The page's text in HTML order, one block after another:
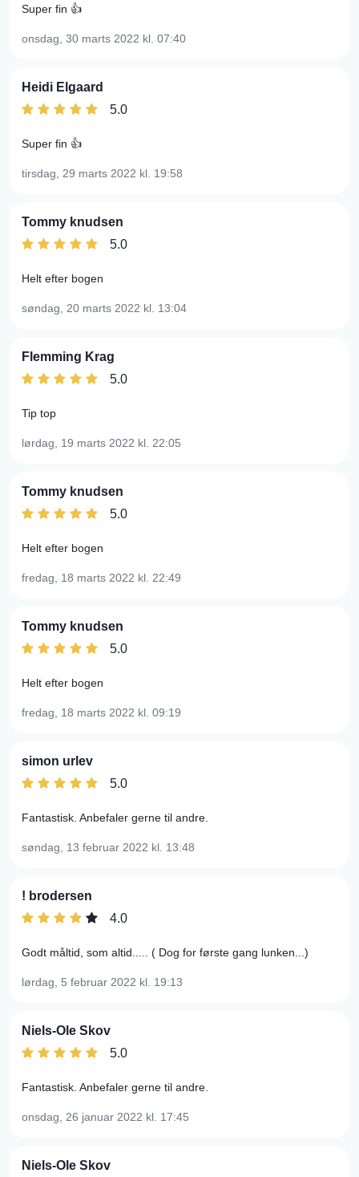
Super fin 👍
onsdag, 30 marts 2022 kl. 07:40
Heidi Elgaard
5.0
Super fin 👍
tirsdag, 29 marts 2022 kl. 19:58
Tommy knudsen
5.0
Helt efter bogen
søndag, 20 marts 2022 kl. 13:04
Flemming Krag
5.0
Tip top
lørdag, 19 marts 2022 kl. 22:05
Tommy knudsen
5.0
Helt efter bogen
fredag, 18 marts 2022 kl. 22:49
Tommy knudsen
5.0
Helt efter bogen
fredag, 18 marts 2022 kl. 09:19
simon urlev
5.0
Fantastisk. Anbefaler gerne til andre.
søndag, 13 februar 2022 kl. 13:48
! brodersen
4.0
Godt måltid, som altid..... ( Dog for første gang lunken...)
lørdag, 5 februar 2022 kl. 19:13
Niels-Ole Skov
5.0
Fantastisk. Anbefaler gerne til andre.
onsdag, 26 januar 2022 kl. 17:45
Niels-Ole Skov